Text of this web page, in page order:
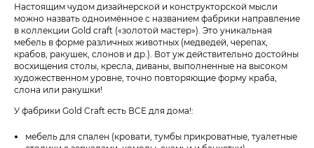
Настоящим чудом дизайнерской и конструкторской мысли
можно назвать одноимённое с названием фабрики направление
в коллекции Gold craft («золотой мастер»). Это уникальная
мебель в форме различных животных (медведей, черепах,
крабов, ракушек, слонов и др.). Вот уж действительно достойны
восхищения столы, кресла, диваны, выполненные на высоком
художественном уровне, точно повторяющие форму краба,
слона или ракушки!
У фабрики Gold Craft есть ВСЕ для дома!:
мебель для спален (кровати, тумбы прикроватные, туалетные